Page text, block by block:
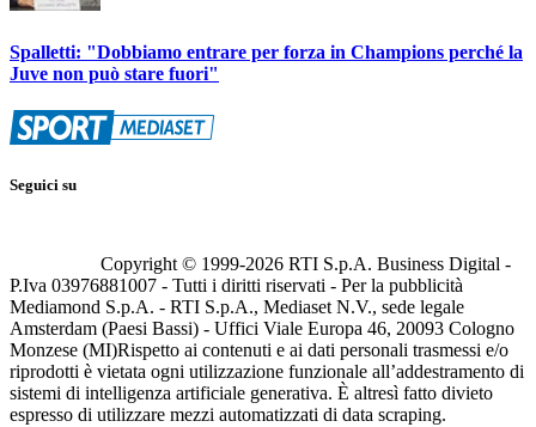
Spalletti: "Dobbiamo entrare per forza in Champions perché la
Juve non può stare fuori"
Seguici su
Copyright © 1999-2026 RTI S.p.A. Business Digital -
P.Iva 03976881007 - Tutti i diritti riservati - Per la pubblicità
Mediamond S.p.A. - RTI S.p.A., Mediaset N.V., sede legale
Amsterdam (Paesi Bassi) - Uffici Viale Europa 46, 20093 Cologno
Monzese (MI)Rispetto ai contenuti e ai dati personali trasmessi e/o
riprodotti è vietata ogni utilizzazione funzionale all’addestramento di
sistemi di intelligenza artificiale generativa. È altresì fatto divieto
espresso di utilizzare mezzi automatizzati di data scraping.